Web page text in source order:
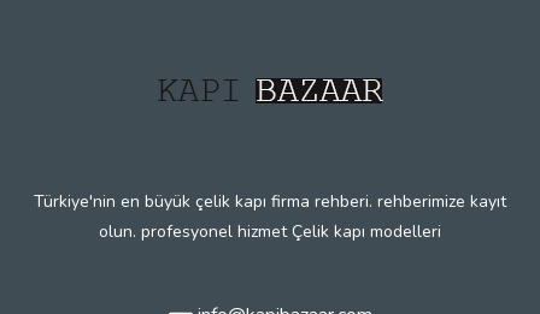
Türkiye'nin en büyük çelik kapı firma rehberi. rehberimize kayıt
olun. profesyonel hizmet Çelik kapı modelleri